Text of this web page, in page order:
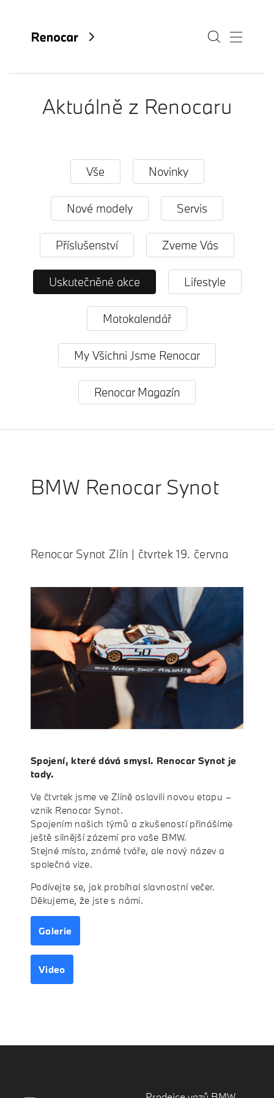
O nás
Fan e-shop
Aktuálně z Renocaru
Vše Novinky
Nové modely Servis
Příslušenství Zveme Vás
Uskutečněné akce Lifestyle
Motokalendář
My Všichni Jsme Renocar
Renocar Magazín
BMW Renocar Synot
Renocar Synot Zlín | čtvrtek 19. června
Spojení, které dává smysl. Renocar Synot je
tady.
Ve čtvrtek jsme ve Zlíně oslavili novou etapu –
vznik Renocar Synot.
Spojením našich týmů a zkušeností přinášíme
ještě silnější zázemí pro vaše BMW.
Stejné místo, známé tváře, ale nový název a
společná vize.
Podívejte se, jak probíhal slavnostní večer.
Děkujeme, že jste s námi.
Galerie
Video